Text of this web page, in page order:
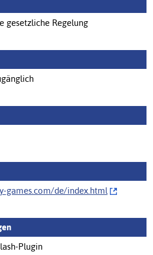
gesetzliche Regelung
games.com/de/‌index.html
Plugin